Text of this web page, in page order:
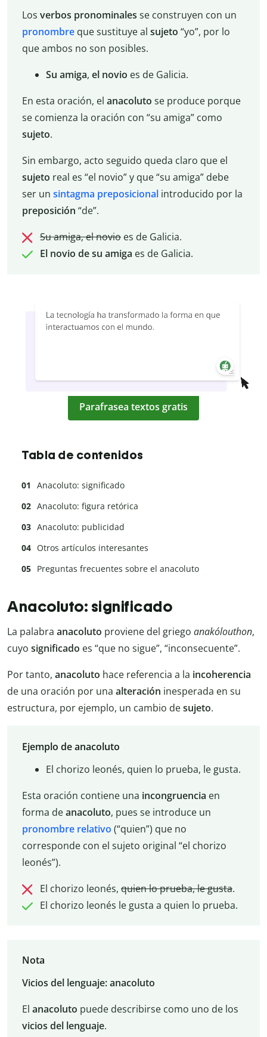
Los verbos pronominales se construyen con un
pronombreque sustituye al sujeto “yo”, por lo
que ambos no son posibles.
Su amiga, el novio es de Galicia.
En esta oración, el anacoluto se produce porque
se comienza la oración con “su amiga” como
sujeto.
Sin embargo, acto seguido queda claro que el
sujeto real es “el novio” y que “su amiga” debe
ser un sintagma preposicionalintroducido por la
preposición “de”.
Su amiga, el novioes de Galicia.
El novio de su amiga es de Galicia.
Parafrasea textos gratis
Tabla de contenidos
Anacoluto: significado
Anacoluto: figura retórica
Anacoluto: publicidad
Otros artículos interesantes
Preguntas frecuentes sobre el anacoluto
Anacoluto: significado
La palabra anacoluto proviene del griego anakólouthon,
cuyo significado es “que no sigue”, “inconsecuente”.
Por tanto, anacoluto hace referencia a la incoherencia
de una oración por una alteración inesperada en su
estructura, por ejemplo, un cambio desujeto.
Ejemplo de anacoluto
El chorizo leonés, quien lo prueba, le gusta.
Esta oración contiene una incongruencia en
forma deanacoluto, pues se introduce un
pronombre relativo (“quien”) que no
corresponde con el sujeto original “el chorizo
leonés”).
El chorizo leonés, quien lo prueba, le gusta.
El chorizo leonés le gusta a quien lo prueba.
Nota
Vicios del lenguaje: anacoluto
El anacoluto puede describirse como uno de los
vicios del lenguaje.